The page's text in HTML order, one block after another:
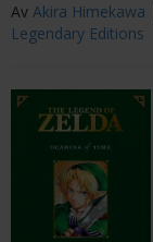
Av Akira Himekawa
Legendary Editions